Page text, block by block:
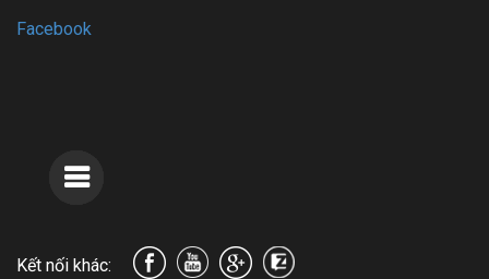
Facebook
Kết nối khác: